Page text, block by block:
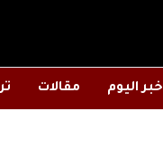
خبر اليوم مقالات